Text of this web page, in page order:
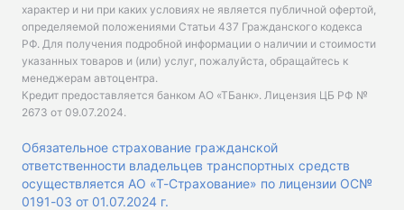
характер и ни при каких условиях не является публичной офертой,
определяемой положениями Статьи 437 Гражданского кодекса
РФ. Для получения подробной информации о наличии и стоимости
указанных товаров и (или) услуг, пожалуйста, обращайтесь к
менеджерам автоцентра.
Кредит предоставляется банком АО «ТБанк». Лицензия ЦБ РФ №
2673 от 09.07.2024.
Обязательное страхование гражданской
ответственности владельцев транспортных средств
осуществляется АО «Т-Страхование» по лицензии ОС№
0191-03 от 01.07.2024 г.